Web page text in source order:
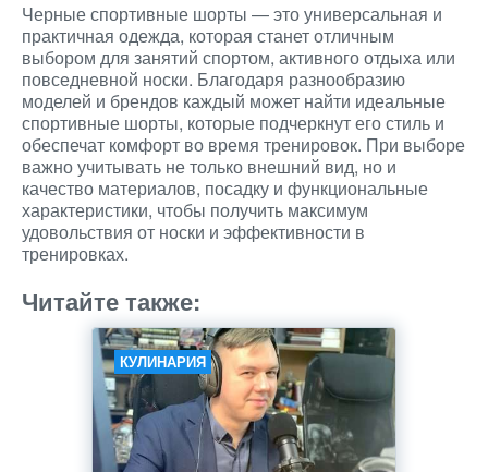
Черные спортивные шорты — это универсальная и
практичная одежда, которая станет отличным
выбором для занятий спортом, активного отдыха или
повседневной носки. Благодаря разнообразию
моделей и брендов каждый может найти идеальные
спортивные шорты, которые подчеркнут его стиль и
обеспечат комфорт во время тренировок. При выборе
важно учитывать не только внешний вид, но и
качество материалов, посадку и функциональные
характеристики, чтобы получить максимум
удовольствия от носки и эффективности в
тренировках.
Читайте также:
КУЛИНАРИЯ